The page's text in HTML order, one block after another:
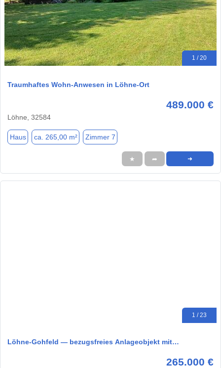
1 / 20
Traumhaftes Wohn-Anwesen in Löhne-Ort
489.000 €
Löhne, 32584
Haus ca. 265,00 m² Zimmer 7
★ ➦ ➜
1 / 23
Löhne-Gohfeld — bezugsfreies Anlageobjekt mit…
265.000 €